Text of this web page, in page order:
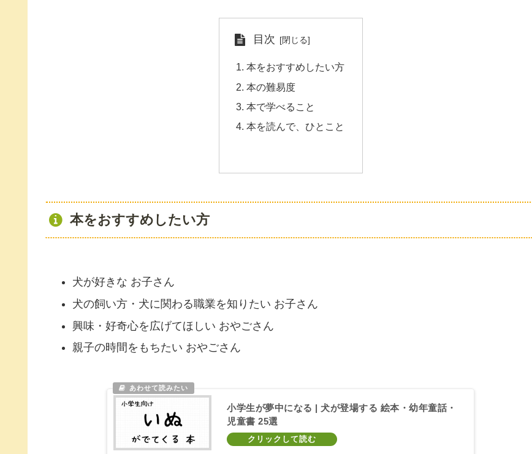
目次
本をおすすめしたい方
本の難易度
本で学べること
本を読んで、ひとこと
本をおすすめしたい方
犬が好きな お子さん
犬の飼い方・犬に関わる職業を知りたい お子さん
興味・好奇心を広げてほしい おやごさん
親子の時間をもちたい おやごさん
小学生が夢中になる | 犬が登場する 絵本・幼年童話・
児童書 25選